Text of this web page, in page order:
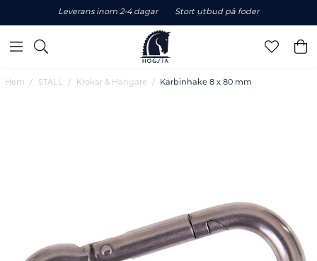
Leverans inom 2-4 dagar Stort utbud på foder
Hem STALL Krokar & Hängare Karbinhake 8 x 80 mm